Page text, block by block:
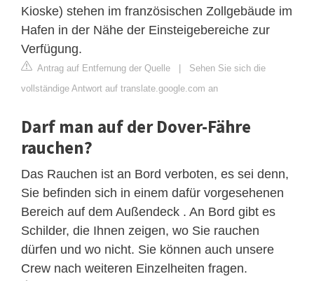
Kioske) stehen im französischen Zollgebäude im
Hafen in der Nähe der Einsteigebereiche zur
Verfügung.
Antrag auf Entfernung der Quelle | Sehen Sie sich die
vollständige Antwort auf translate.google.com an
Darf man auf der Dover-Fähre
rauchen?
Das Rauchen ist an Bord verboten, es sei denn,
Sie befinden sich in einem dafür vorgesehenen
Bereich auf dem Außendeck . An Bord gibt es
Schilder, die Ihnen zeigen, wo Sie rauchen
dürfen und wo nicht. Sie können auch unsere
Crew nach weiteren Einzelheiten fragen.